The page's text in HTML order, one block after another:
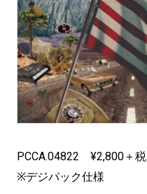
PCCA.04822 ¥2,800＋税
※デジパック仕様